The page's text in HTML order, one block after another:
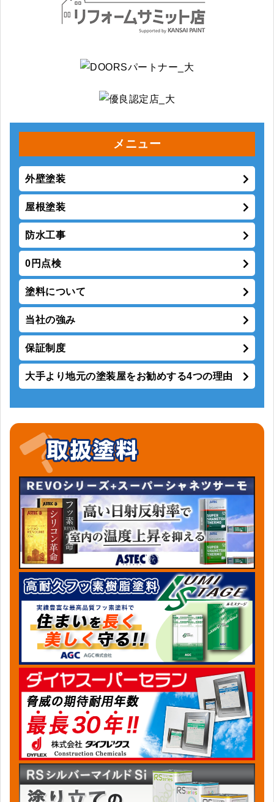
メニュー
外壁塗装
屋根塗装
防水工事
0円点検
塗料について
当社の強み
保証制度
大手より地元の塗装屋をお勧めする4つの理由